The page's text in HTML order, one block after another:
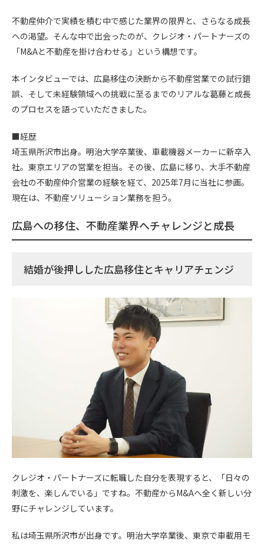
o
o
k
a
不動産仲介で実績を積む中で感じた業界の限界と、さらなる成長
への渇望。そんな中で出会ったのが、クレジオ・パートナーズの
「M&Aと不動産を掛け合わせる」という構想です。
本インタビューでは、広島移住の決断から不動産営業での試行錯
誤、そして未経験領域への挑戦に至るまでのリアルな葛藤と成長
のプロセスを語っていただきました。
■経歴
埼玉県所沢市出身。明治大学卒業後、車載機器メーカーに新卒入
社。東京エリアの営業を担当。その後、広島に移り、大手不動産
会社の不動産仲介営業の経験を経て、2025年7月に当社に参画。
現在は、不動産ソリューション業務を担う。
広島への移住、不動産業界へチャレンジと成長
結婚が後押しした広島移住とキャリアチェンジ
クレジオ・パートナーズに転職した自分を表現すると、「日々の
刺激を、楽しんでいる」ですね。不動産からM&Aへ全く新しい分
野にチャレンジしています。
私は埼玉県所沢市が出身です。明治大学卒業後、東京で車載用モ